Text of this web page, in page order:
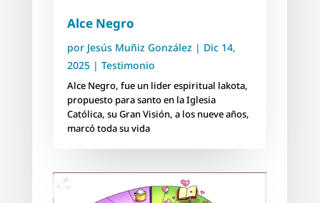
Alce Negro
por Jesús Muñiz González | Dic 14,
2025| Testimonio
Alce Negro, fue un lider espiritual lakota,
propuesto para santo en la Iglesia
Católica, su Gran Visión, a los nueve años,
marcó toda su vida